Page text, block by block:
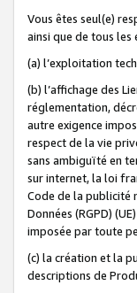
Vous êtes seul(e)
ainsi que de tous les
(a) l’exploitation
(b) l’affichage des
réglementation,
autre exigence
respect de la vie
sans ambiguïté en
sur internet, la loi
Code de la publicité
Données (RGPD)
imposée par toute
(c) la création et la
descriptions de